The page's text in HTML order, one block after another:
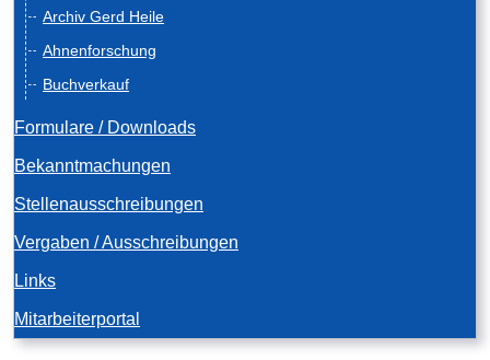
Archiv Gerd Heile
Ahnenforschung
Buchverkauf
Formulare / Downloads
Bekanntmachungen
Stellenausschreibungen
Vergaben / Ausschreibungen
Links
Mitarbeiterportal